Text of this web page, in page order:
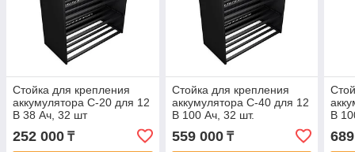
Стойка для крепления
аккумулятора C-20 для 12
В 38 Ач, 32 шт
252 000 ₸
Стойка для крепления
аккумулятора C-40 для 12
В 100 Ач, 32 шт.
559 000₸
В